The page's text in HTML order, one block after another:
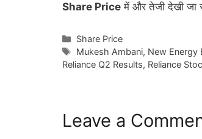
Share Price में और तेजी देखी जा
Categories
Share Price
Tags
Mukesh Ambani, New Energy
Reliance Q2 Results, Reliance
Leave a